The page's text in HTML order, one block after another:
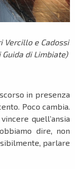
Vercillo e Cadossi
di Limbiate)
in presenza
Poco cambia.
quell’ansia
dire, non
parlare